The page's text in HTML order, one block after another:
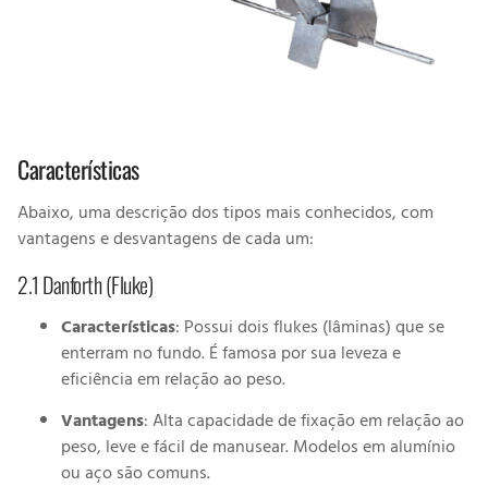
Características
Abaixo, uma descrição dos tipos mais conhecidos, com
vantagens e desvantagens de cada um:
2.1 Danforth (Fluke)
Características: Possui dois flukes (lâminas) que se
enterram no fundo. É famosa por sua leveza e
eficiência em relação ao peso.
Vantagens: Alta capacidade de fixação em relação ao
peso, leve e fácil de manusear. Modelos em alumínio
ou aço são comuns.